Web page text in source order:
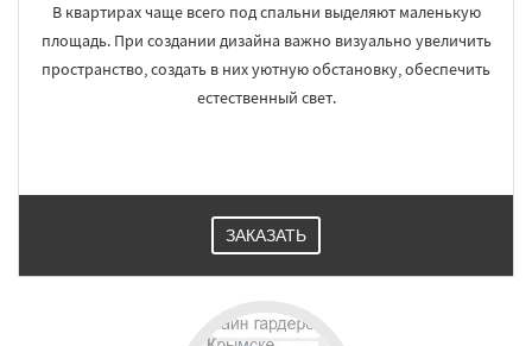
В квартирах чаще всего под спальни выделяют маленькую
площадь. При создании дизайна важно визуально увеличить
пространство, создать в них уютную обстановку, обеспечить
естественный свет.
ЗАКАЗАТЬ